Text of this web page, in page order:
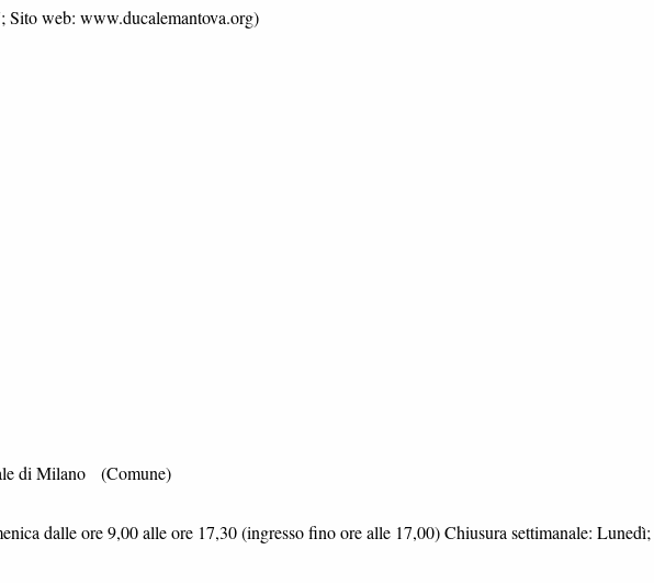
Sito web: www.ducalemantova.org)
di Milano (Comune)
dalle ore 9,00 alle ore 17,30 (ingresso fino ore alle 17,00) Chiusura settimanale: Lunedì;